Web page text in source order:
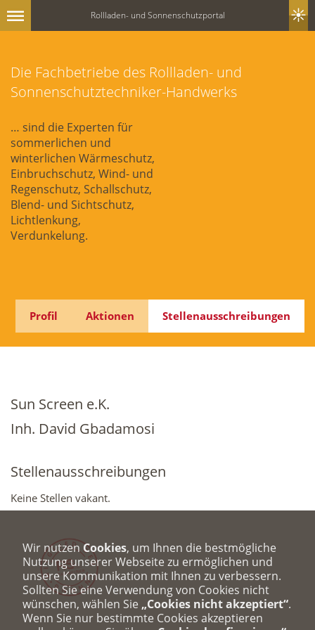
Rollladen- und Sonnenschutzportal
Die Fachbetriebe des Rollladen- und
Sonnenschutztechniker-Handwerks
… sind die Experten für
sommerlichen und
winterlichen Wärmeschutz,
Einbruchschutz, Wind- und
Regenschutz, Schallschutz,
Blend- und Sichtschutz,
Lichtlenkung,
Verdunkelung.
Profil Aktionen Stellenausschreibungen
Sun Screen e.K.
Inh. David Gbadamosi
Stellenausschreibungen
Keine Stellen vakant.
Wir nutzenCookies, um Ihnen die bestmögliche
Nutzung unserer Webseite zu ermöglichen und
unsere Kommunikation mit Ihnen zu verbessern.
Sollten Sie eine Verwendung von Cookies nicht
wünschen, wählen Sie „Cookies nicht akzeptiert“.
Wenn Sie nur bestimmte Cookies akzeptieren